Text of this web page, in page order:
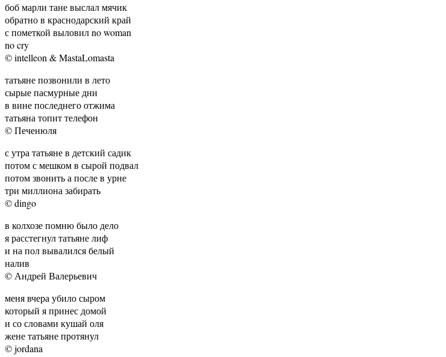
боб марли тане выслал мячик
обратно в краснодарский край
с пометкой выловил no woman
no cry
© intelleon & MastaLomasta
татьяне позвонили в лето
сырые пасмурные дни
в вине последнего отжима
татьяна топит телефон
© Печенюля
с утра татьяне в детский садик
потом с мешком в сырой подвал
потом звонить а после в урне
три миллиона забирать
© dingo
в колхозе помню было дело
я расстегнул татьяне лиф
и на пол вывалился белый
налив
© Андрей Валерьевич
меня вчера убило сыром
который я принес домой
и со словами кушай оля
жене татьяне протянул
© jordana